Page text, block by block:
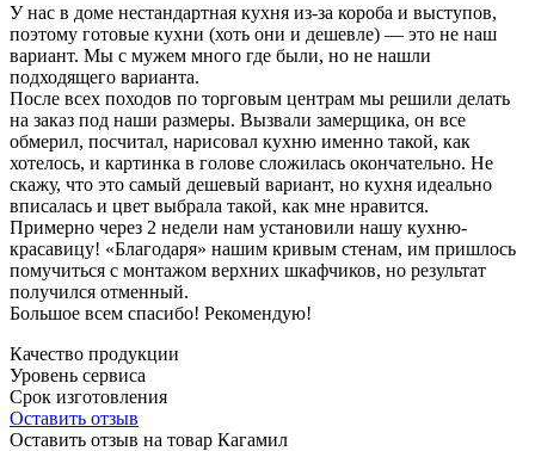
У нас в доме нестандартная кухня из-за короба и выступов,
поэтому готовые кухни (хоть они и дешевле) — это не наш
вариант. Мы с мужем много где были, но не нашли
подходящего варианта.
После всех походов по торговым центрам мы решили делать
на заказ под наши размеры. Вызвали замерщика, он все
обмерил, посчитал, нарисовал кухню именно такой, как
хотелось, и картинка в голове сложилась окончательно. Не
скажу, что это самый дешевый вариант, но кухня идеально
вписалась и цвет выбрала такой, как мне нравится.
Примерно через 2 недели нам установили нашу кухню-
красавицу! «Благодаря» нашим кривым стенам, им пришлось
помучиться с монтажом верхних шкафчиков, но результат
получился отменный.
Большое всем спасибо! Рекомендую!
Качество продукции
Уровень сервиса
Срок изготовления
Оставить отзыв
Оставить отзыв на товар Кагамил